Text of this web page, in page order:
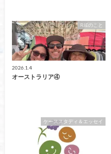
RIEのこと
2026.1.4
オーストラリア④
ケーススタディ＆エッセイ